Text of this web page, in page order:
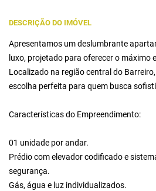
DESCRIÇÃO DO IMÓVEL
Apresentamos um deslumbrante
luxo, projetado para oferecer o máximo
Localizado na região central do
escolha perfeita para quem busca
Características do Empreendimento:
01 unidade por andar.
Prédio com elevador codificado e
segurança.
Gás, água e luz individualizados.